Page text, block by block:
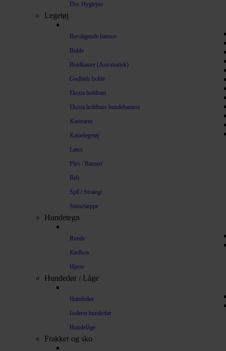
Div. Hygiejne
Legetøj
Beroligende bamser
Bolde
Boldkaster (Automatisk)
Godbids bolde
Ekstra holdbart
Ekstra holdbare hundebamser
Kastearm
Kastelegetøj
Latex
Plys / Bamser
Reb
Spil / Strategi
Snusetæppe
Hundetegn
Runde
Kødben
Hjerte
Hundedør / Låge
Hundedør
Isoleret hundedør
Hundelåge
Frakker og sko